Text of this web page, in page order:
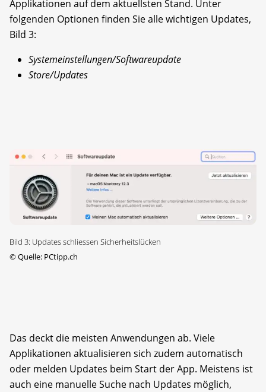
Applikationen auf dem aktuellsten Stand. Unter
folgenden Optionen finden Sie alle wichtigen Updates,
Bild 3:
Systemeinstellungen/Softwareupdate
Store/Updates
Bild 3: Updates schliessen Sicherheitslücken
©Quelle: PCtipp.ch
Das deckt die meisten Anwendungen ab. Viele
Applikationen aktualisieren sich zudem automatisch
oder melden Updates beim Start der App. Meistens ist
auch eine manuelle Suche nach Updates möglich,